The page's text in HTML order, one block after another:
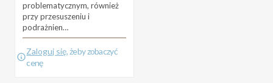
problematycznym, również
przy przesuszeniu i
podrażnien…
Zaloguj się, żeby zobaczyć
cenę